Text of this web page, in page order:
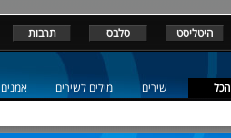
היטליסט סלבס תרבות
הכל שירים מילים לשירים אמנים